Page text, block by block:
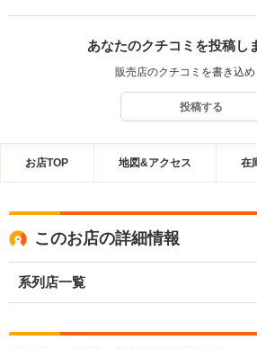
あなたのクチコミを投稿し
販売店のクチコミを書き込め
投稿する
お店TOP 地図&アクセス 在
このお店の詳細情報
系列店一覧